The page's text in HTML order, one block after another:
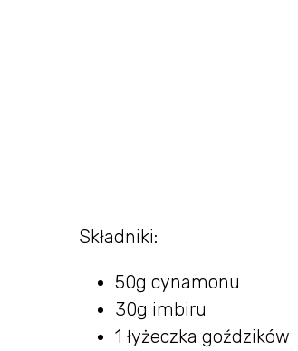
Składniki:
50g cynamonu
30g imbiru
1 łyżeczka goździków